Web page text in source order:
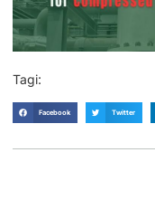
Tagi:
Facebook Twitter